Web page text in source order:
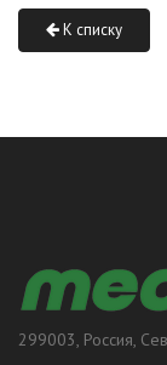
К списку
299003, Россия,